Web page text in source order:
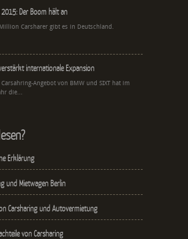
Der Boom hält an
Carsharer gibt es in Deutschland.
internationale Expansion
Angebot von BMW und SIXT hat im
die...
Erklärung
und Mietwagen Berlin
Carsharing und Autovermietung
von Carsharing